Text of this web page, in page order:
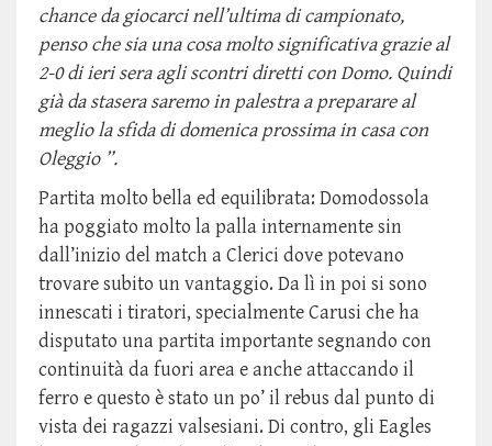
chance da giocarci nell’ultima di campionato,
penso che sia una cosa molto significativa grazie al
2-0 di ieri sera agli scontri diretti con Domo. Quindi
già da stasera saremo in palestra a preparare al
meglio la sfida di domenica prossima in casa con
Oleggio ”.
Partita molto bella ed equilibrata: Domodossola
ha poggiato molto la palla internamente sin
dall’inizio del match a Clerici dove potevano
trovare subito un vantaggio. Da lì in poi si sono
innescati i tiratori, specialmente Carusi che ha
disputato una partita importante segnando con
continuità da fuori area e anche attaccando il
ferro e questo è stato un po’ il rebus dal punto di
vista dei ragazzi valsesiani. Di contro, gli Eagles